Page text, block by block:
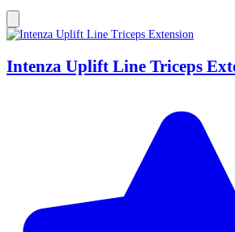
Intenza Uplift Line Triceps